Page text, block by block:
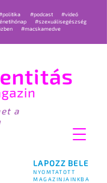
LAPOZZ BELE
NYOMTATOTT
MAGAZINJAINKBA
#podcast
#videó
#szexuálisegészség
#macskamedve
a